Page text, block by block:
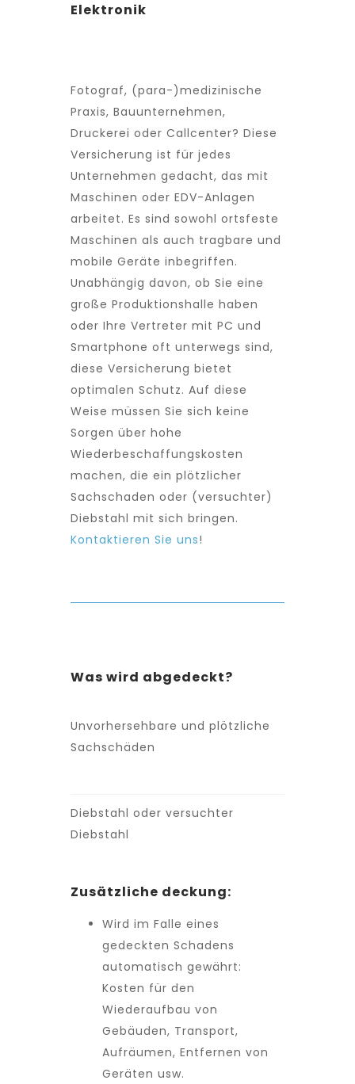
Elektronik
Fotograf, (para-)medizinische
Praxis, Bauunternehmen,
Druckerei oder Callcenter? Diese
Versicherung ist für jedes
Unternehmen gedacht, das mit
Maschinen oder EDV-Anlagen
arbeitet. Es sind sowohl ortsfeste
Maschinen als auch tragbare und
mobile Geräte inbegriffen.
Unabhängig davon, ob Sie eine
große Produktionshalle haben
oder Ihre Vertreter mit PC und
Smartphone oft unterwegs sind,
diese Versicherung bietet
optimalen Schutz. Auf diese
Weise müssen Sie sich keine
Sorgen über hohe
Wiederbeschaffungskosten
machen, die ein plötzlicher
Sachschaden oder (versuchter)
Diebstahl mit sich bringen.
Kontaktieren Sie uns!
Was wird abgedeckt?
Unvorhersehbare und plötzliche
Sachschäden
Diebstahl oder versuchter
Diebstahl
Zusätzliche deckung:
Wird im Falle eines
gedeckten Schadens
automatisch gewährt:
Kosten für den
Wiederaufbau von
Gebäuden, Transport,
Aufräumen, Entfernen von
Geräten usw.